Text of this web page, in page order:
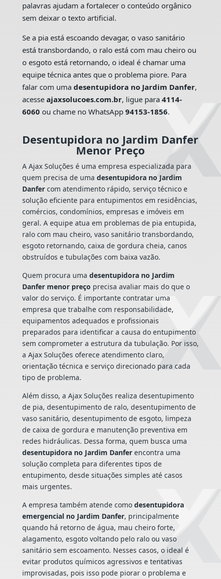
palavras ajudam a fortalecer o conteúdo orgânico
sem deixar o texto artificial.
Se a pia está escoando devagar, o vaso sanitário
está transbordando, o ralo está com mau cheiro ou
o esgoto está retornando, o ideal é chamar uma
equipe técnica antes que o problema piore. Para
falar com uma desentupidora no Jardim Danfer,
acesse ajaxsolucoes.com.br, ligue para 4114-
6060 ou chame no WhatsApp 94153-1856.
Desentupidora no Jardim Danfer
Menor Preço
A Ajax Soluções é uma empresa especializada para
quem precisa de uma desentupidora no Jardim
Danfercom atendimento rápido, serviço técnico e
solução eficiente para entupimentos em residências,
comércios, condomínios, empresas e imóveis em
geral. A equipe atua em problemas de pia entupida,
ralo com mau cheiro, vaso sanitário transbordando,
esgoto retornando, caixa de gordura cheia, canos
obstruídos e tubulações com baixa vazão.
Quem procura uma desentupidora no Jardim
Danfer menor preço precisa avaliar mais do que o
valor do serviço. É importante contratar uma
empresa que trabalhe com responsabilidade,
equipamentos adequados e profissionais
preparados para identificar a causa do entupimento
sem comprometer a estrutura da tubulação. Por isso,
a Ajax Soluções oferece atendimento claro,
orientação técnica e serviço direcionado para cada
tipo de problema.
Além disso, a Ajax Soluções realiza desentupimento
de pia, desentupimento de ralo, desentupimento de
vaso sanitário, desentupimento de esgoto, limpeza
de caixa de gordura e manutenção preventiva em
redes hidráulicas. Dessa forma, quem busca uma
desentupidora no Jardim Danferencontra uma
solução completa para diferentes tipos de
entupimento, desde situações simples até casos
mais urgentes.
A empresa também atende como desentupidora
emergencial no Jardim Danfer, principalmente
quando há retorno de água, mau cheiro forte,
alagamento, esgoto voltando pelo ralo ou vaso
sanitário sem escoamento. Nesses casos, o ideal é
evitar produtos químicos agressivos e tentativas
improvisadas, pois isso pode piorar o problema e